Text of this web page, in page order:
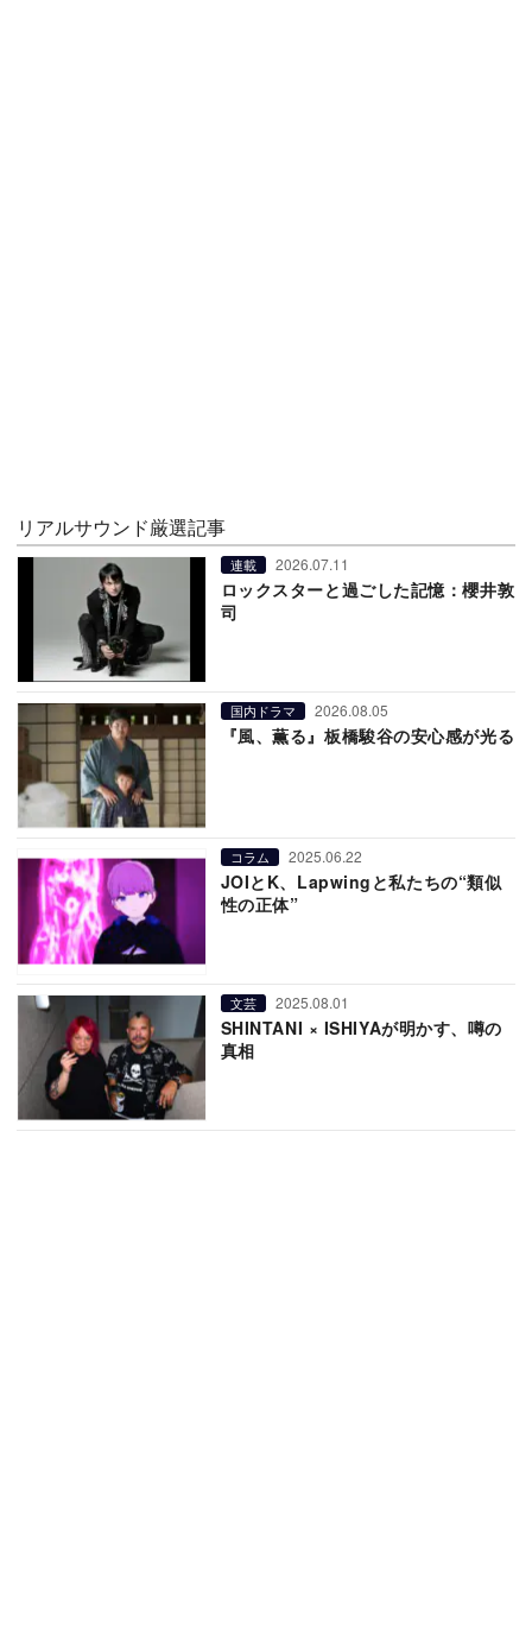
リアルサウンド厳選記事
連載 2026.07.11
ロックスターと過ごした記憶：櫻井敦
司
国内ドラマ 2026.08.05
『風、薫る』板橋駿谷の安心感が光る
コラム 2025.06.22
JOIとK、Lapwingと私たちの“類似
性の正体”
文芸 2025.08.01
SHINTANI × ISHIYAが明かす、噂の
真相